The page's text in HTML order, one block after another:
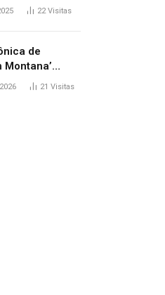
alterações
22Visitas
de
Montana’
alugada por
21 Visitas